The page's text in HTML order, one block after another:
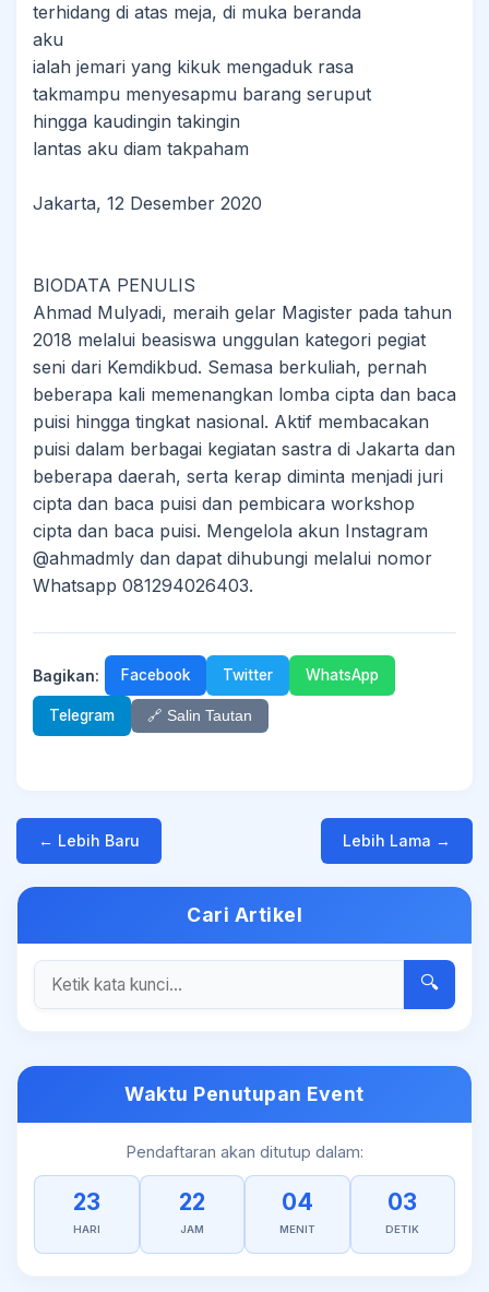
terhidang di atas meja, di muka beranda
aku
ialah jemari yang kikuk mengaduk rasa
takmampu menyesapmu barang seruput
hingga kaudingin takingin
lantas aku diam takpaham
Jakarta, 12 Desember 2020
BIODATA PENULIS
Ahmad Mulyadi, meraih gelar Magister pada tahun
2018 melalui beasiswa unggulan kategori pegiat
seni dari Kemdikbud. Semasa berkuliah, pernah
beberapa kali memenangkan lomba cipta dan baca
puisi hingga tingkat nasional. Aktif membacakan
puisi dalam berbagai kegiatan sastra di Jakarta dan
beberapa daerah, serta kerap diminta menjadi juri
cipta dan baca puisi dan pembicara workshop
cipta dan baca puisi. Mengelola akun Instagram
@ahmadmly dan dapat dihubungi melalui nomor
Whatsapp 081294026403.
Bagikan: Facebook Twitter WhatsApp
Telegram 🔗 Salin Tautan
← Lebih Baru Lebih Lama →
Cari Artikel
🔍
Waktu Penutupan Event
Pendaftaran akan ditutup dalam:
23
HARI
22
JAM
04
MENIT
03
DETIK